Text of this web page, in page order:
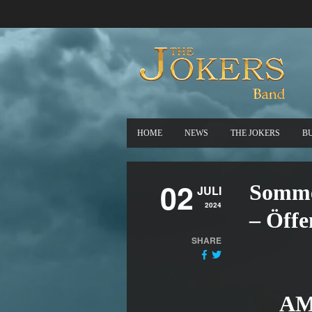
HOME NEWS THE JOKERS
02 JULI
2024
SHARE
–